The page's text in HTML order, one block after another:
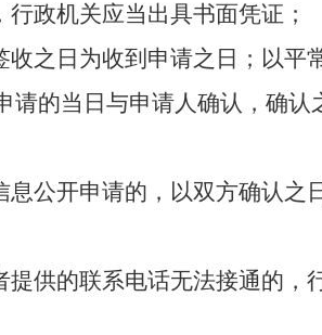
政机关应当出具书面凭证；
之日为收到申请之日；以平
请的当日与申请人确认，确认
公开申请的，以双方确认之
供的联系电话无法接通的，